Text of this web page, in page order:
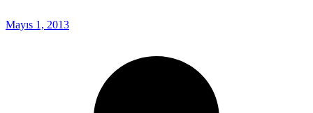
Mayıs 1, 2013